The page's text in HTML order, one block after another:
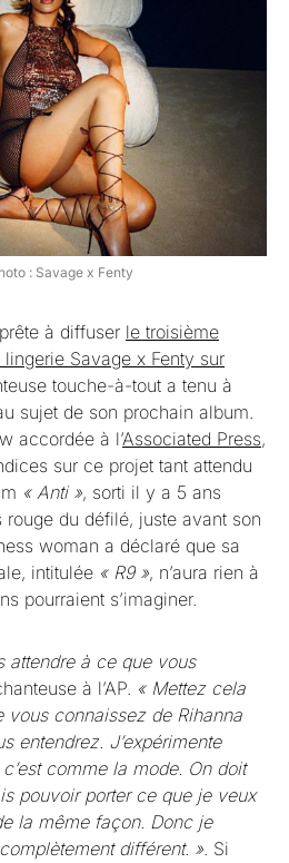
: Savage x Fenty
à diffuser le troisième
Savage x Fenty sur
touche-à-tout a tenu à
sujet de son prochain album.
accordée à l’Associated Press,
sur ce projet tant attendu
« Anti », sorti il y a 5 ans
rouge du défilé, juste avant son
woman a déclaré que sa
intitulée « R9 », n’aura rien à
pourraient s’imaginer.
attendre à ce que vous
à l’AP. « Mettez cela
vous connaissez de Rihanna
entendrez. J’expérimente
comme la mode. On doit
pouvoir porter ce que je veux
la même façon. Donc je
différent. ». Si